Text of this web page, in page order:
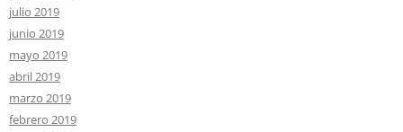
julio 2019
junio 2019
mayo 2019
abril 2019
marzo 2019
febrero 2019